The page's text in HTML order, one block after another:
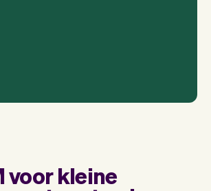
voor kleine